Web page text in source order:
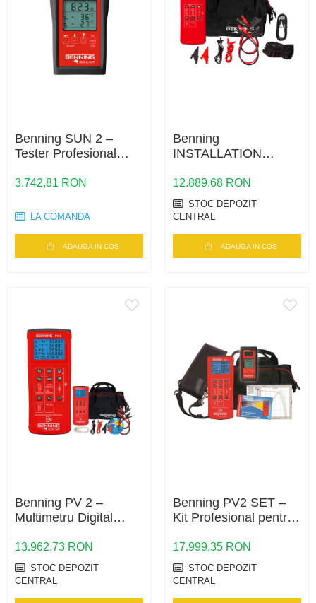
Benning SUN 2 –
Tester Profesional
Fotovoltaice și
Înaltă Precizie
3.742,81 RON
LA COMANDA
ADAUGA IN COS
Benning
INSTALLATION
12.889,68 RON
STOC DEPOZIT
CENTRAL
ADAUGA IN COS
Benning PV 2 –
Multimetru Digital
Testarea Sistemelor
Fotovoltaice
13.962,73 RON
STOC DEPOZIT
CENTRAL
Benning PV2 SET –
Kit Profesional pentru
Sistemelor
Fotovoltaice (PV 2 +
SUN 2 + Software
17.999,35 RON
STOC DEPOZIT
CENTRAL